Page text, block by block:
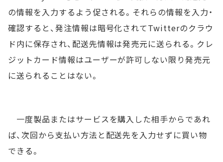
の情報を入力するよう促される。それらの情報を入力・
確認すると、発注情報は暗号化されてTwitterのクラウ
ド内に保存され、配送先情報は発売元に送られる。クレ
ジットカード情報はユーザーが許可しない限り発売元
に送られることはない。
一度製品またはサービスを購入した相手からであれ
ば、次回から支払い方法と配送先を入力せずに買い物
できる。